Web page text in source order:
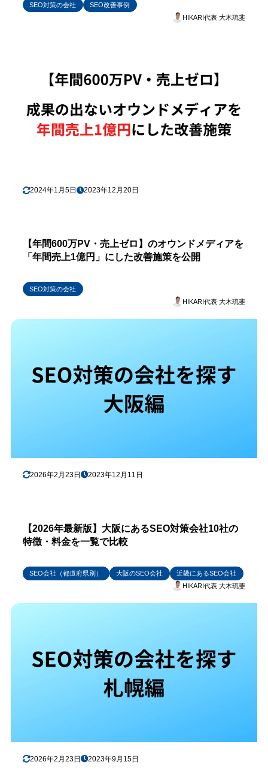
SEO対策の会社
SEO改善事例
HIKARI代表 大木琉斐
2024年1月5日 2023年12月20日
【年間600万PV・売上ゼロ】のオウンドメディアを
「年間売上1億円」にした改善施策を公開
SEO対策の会社
HIKARI代表 大木琉斐
2026年2月23日 2023年12月11日
【2026年最新版】大阪にあるSEO対策会社10社の
特徴・料金を一覧で比較
SEO会社（都道府県別） 大阪のSEO会社
近畿にあるSEO会社
HIKARI代表 大木琉斐
2026年2月23日 2023年9月15日